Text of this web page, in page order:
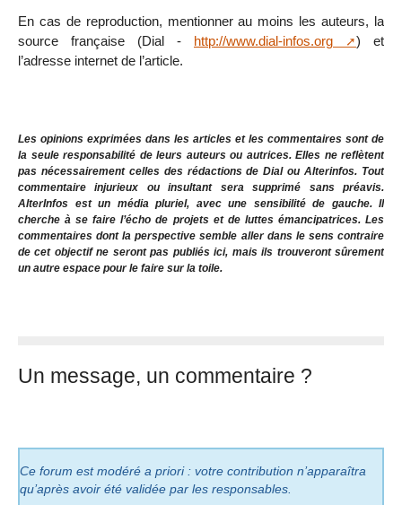
En cas de reproduction, mentionner au moins les auteurs, la
source française (Dial - http://www.dial-infos.org
) et
l’adresse internet de l’article.
Les opinions exprimées dans les articles et les commentaires sont de
la seule responsabilité de leurs auteurs ou autrices. Elles ne reflètent
pas nécessairement celles des rédactions de Dial ou Alterinfos. Tout
commentaire injurieux ou insultant sera supprimé sans préavis.
AlterInfos est un média pluriel, avec une sensibilité de gauche. Il
cherche à se faire l’écho de projets et de luttes émancipatrices. Les
commentaires dont la perspective semble aller dans le sens contraire
de cet objectif ne seront pas publiés ici, mais ils trouveront sûrement
un autre espace pour le faire sur la toile.
Un message, un commentaire ?
Ce forum est modéré a priori : votre contribution n’apparaîtra
qu’après avoir été validée par les responsables.